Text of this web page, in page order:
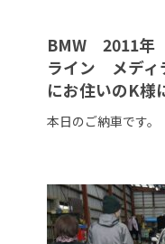
TUCとは？
納車blog
会社概要
BMW 2011
ライン メディ
にお住いのK様
本日のご納車です。